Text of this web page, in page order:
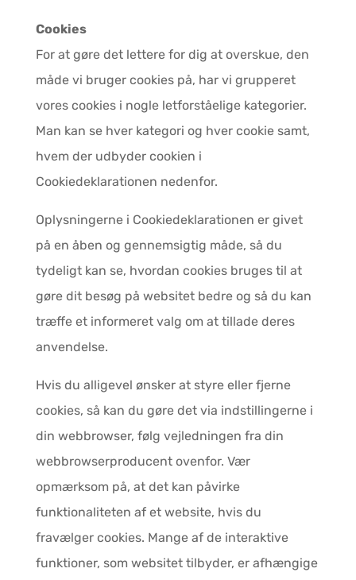
Cookies
For at gøre det lettere for dig at overskue, den
måde vi bruger cookies på, har vi grupperet
vores cookies i nogle letforståelige kategorier.
Man kan se hver kategori og hver cookie samt,
hvem der udbyder cookien i
Cookiedeklarationen nedenfor.
Oplysningerne i Cookiedeklarationen er givet
på en åben og gennemsigtig måde, så du
tydeligt kan se, hvordan cookies bruges til at
gøre dit besøg på websitet bedre og så du kan
træffe et informeret valg om at tillade deres
anvendelse.
Hvis du alligevel ønsker at styre eller fjerne
cookies, så kan du gøre det via indstillingerne i
din webbrowser, følg vejledningen fra din
webbrowserproducent ovenfor. Vær
opmærksom på, at det kan påvirke
funktionaliteten af et website, hvis du
fravælger cookies. Mange af de interaktive
funktioner, som websitet tilbyder, er afhængige